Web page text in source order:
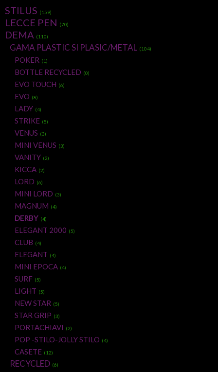
STILUS (159)
LECCE PEN (70)
DEMA (110)
GAMA PLASTIC SI PLASIC/METAL (104)
POKER (1)
BOTTLE RECYCLED (0)
EVO TOUCH (6)
EVO (8)
LADY (4)
STRIKE (5)
VENUS (3)
MINI VENUS (3)
VANITY (2)
KICCA (2)
LORD (6)
MINI LORD (3)
MAGNUM (4)
DERBY (4)
ELEGANT 2000 (5)
CLUB (4)
ELEGANT (4)
MINI EPOCA (4)
SURF (5)
LIGHT (5)
NEW STAR (5)
STAR GRIP (3)
PORTACHIAVI (2)
POP -STILO-JOLLY STILO (4)
CASETE (12)
RECYCLED (6)